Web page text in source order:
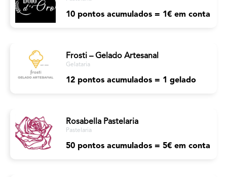
10 pontos acumulados = 1€ em conta
Frosti – Gelado Artesanal
Gelataria
12 pontos acumulados = 1 gelado
Rosabella Pastelaria
Pastelaria
50 pontos acumulados = 5€ em conta